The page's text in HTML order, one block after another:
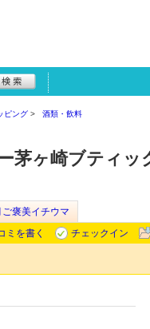
ピング 酒類・飲料
茅ヶ崎ブティッ
ご褒美イチウマ
ミを書く
チェックイン